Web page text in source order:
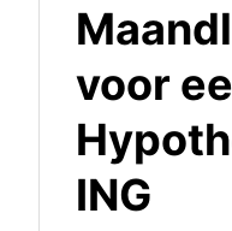
voor
ING